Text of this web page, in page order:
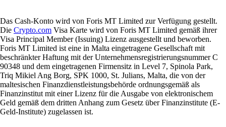
Das Cash-Konto wird von Foris MT Limited zur Verfügung gestellt.
Die Crypto.com Visa Karte wird von Foris MT Limited gemäß ihrer
Visa Principal Member (Issuing) Lizenz ausgestellt und beworben.
Foris MT Limited ist eine in Malta eingetragene Gesellschaft mit
beschränkter Haftung mit der Unternehmensregistrierungsnummer C
90348 und dem eingetragenen Firmensitz in Level 7, Spinola Park,
Triq Mikiel Ang Borg, SPK 1000, St. Julians, Malta, die von der
maltesischen Finanzdienstleistungsbehörde ordnungsgemäß als
Finanzinstitut mit einer Lizenz für die Ausgabe von elektronischem
Geld gemäß dem dritten Anhang zum Gesetz über Finanzinstitute (E-
Geld-Institute) zugelassen ist.